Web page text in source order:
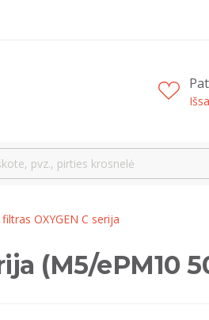
OXYGEN C serija
(M5/ePM10